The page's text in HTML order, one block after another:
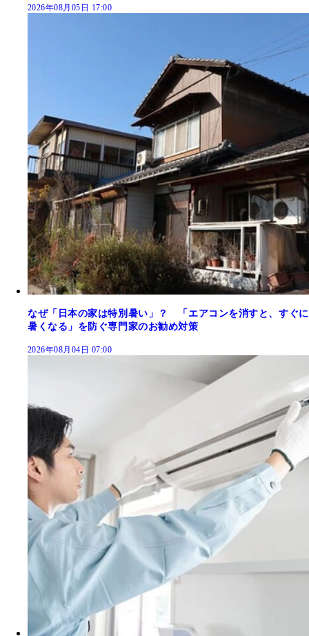
2026年08月05日 17:00
なぜ「日本の家は特別暑い」？ 「エアコンを消すと、すぐに
暑くなる」を防ぐ専門家のお勧め対策
2026年08月04日 07:00